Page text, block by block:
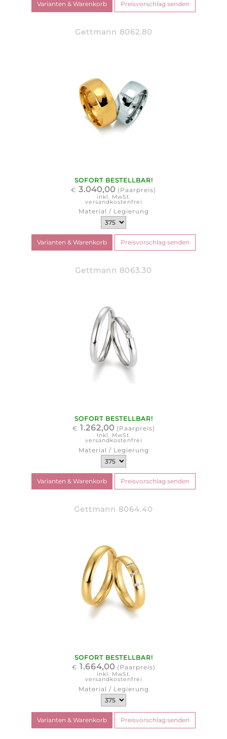
Gettmann 8062.80
SOFORT BESTELLBAR!
€ 3.040,00 (Paarpreis)
inkl. MwSt.
versandkostenfrei
Material / Legierung
Gettmann 8063.30
SOFORT BESTELLBAR!
€ 1.262,00 (Paarpreis)
inkl. MwSt.
versandkostenfrei
Material / Legierung
Gettmann 8064.40
SOFORT BESTELLBAR!
€ 1.664,00 (Paarpreis)
inkl. MwSt.
versandkostenfrei
Material / Legierung